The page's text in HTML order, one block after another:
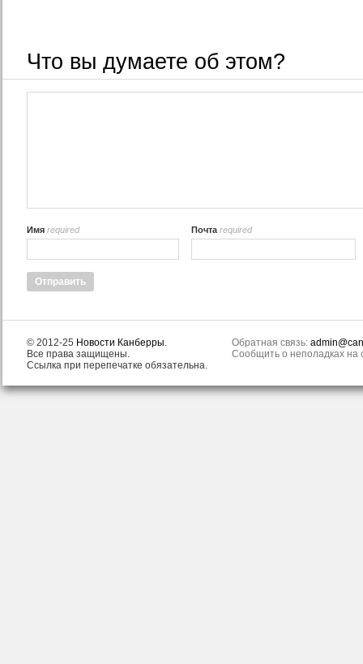
Что вы думаете об этом?
Имя required Почта required
© 2012-25 Новости Канберры.
Все права защищены.
Ссылка при перепечатке обязательна.
Обратная связь:
Сообщить о неполадках на